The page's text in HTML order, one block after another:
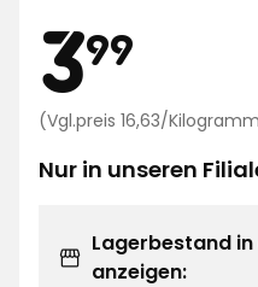
Preis
399
€
(Vgl.preis 16,63/
Nur in unseren
Lagerbestand
anzeigen: